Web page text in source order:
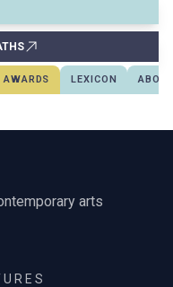
AWARDS LEXICON
arts